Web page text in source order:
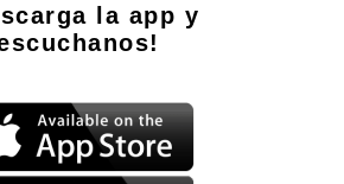
la app y